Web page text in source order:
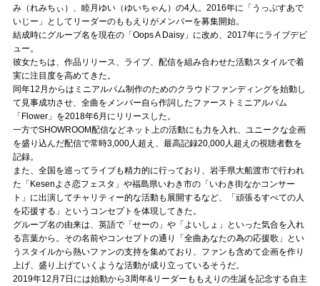
Follow us
Official SNS
み（れみちぃ）、睦月ゆい（ゆいちゃん）の4人。2016年に「うっぷすあで
いじー」としてリーダーのももえりがメンバーを募集開始。
結成時にグループ名を現在の「Oops A Daisy」に改め、2017年にライブデビ
ュー。
彼女たちは、作品リリース、ライブ、配信を組み合わせた活動スタイルで着
実に注目度を高めてきた。
同年12月からはミニアルバム制作のためのクラウドファンディングを始動し
て見事成功させ、全曲をメンバー自ら作詞したファーストミニアルバム
「Flower」を2018年6月にリリースした。
一方でSHOWROOM配信などネット上の活動にも力を入れ、ユニークな企画
を盛り込んだ配信で常時3,000人超え、最高記録20,000人超えの視聴者数を
記録。
また、全国を巡ってライブも精力的に行っており、岩手県大船渡市で行われ
た「Kesenよさ恋フェスタ」や福島県いわき市の「いわき街なかコンサー
ト」に出演してチャリティー的な活動も展開するなど、「頑張るすべての人
を応援する」というコンセプトを体現してきた。
グループ名の由来は、英語で「せーの」や「よいしょ」といった気合を入れ
る言葉から。その名前やコンセプトの通り「全曲あなたの為の応援歌」とい
うスタイルから熱いファンの支持を集めており、ファンも含めて企画を作り
上げ、盛り上げていくような活動が成り立っているそうだ。
2019年12月7日には始動から3周年&リーダーももえりの生誕を記念する自主